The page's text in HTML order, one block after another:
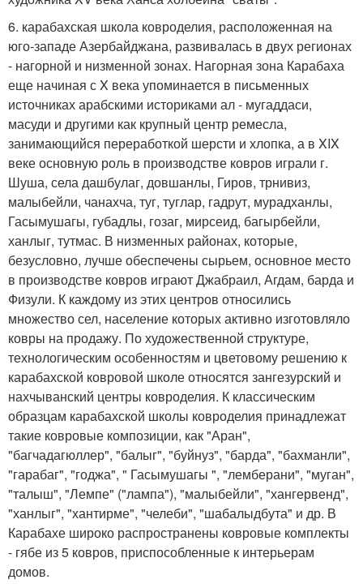
6. карабахская школа ковроделия, расположенная на
юго-западе Азербайджана, развивалась в двух регионах
- нагорной и низменной зонах. Нагорная зона Карабаха
еще начиная с X века упоминается в письменных
источниках арабскими историками ал - мугаддаси,
масуди и другими как крупный центр ремесла,
занимающийся переработкой шерсти и хлопка, а в XIX
веке основную роль в производстве ковров играли г.
Шуша, села дашбулаг, довшанлы, Гиров, трнивиз,
малыбейли, чанахча, туг, туглар, гадрут, мурадханлы,
Гасымушагы, губадлы, гозаг, мирсеид, багырбейли,
ханлыг, тутмас. В низменных районах, которые,
безусловно, лучше обеспечены сырьем, основное место
в производстве ковров играют Джабраил, Агдам, барда и
Физули. К каждому из этих центров относились
множество сел, население которых активно изготовляло
ковры на продажу. По художественной структуре,
технологическим особенностям и цветовому решению к
карабахской ковровой школе относятся зангезурский и
нахчыванский центры ковроделия. К классическим
образцам карабахской школы ковроделия принадлежат
такие ковровые композиции, как "Аран",
"багчадагюллер", "балыг", "буйнуз", "барда", "бахманли",
"гарабаг", "годжа", " Гасымушагы ", "лемберани", "муган",
"талыш", "Лемпе" ("лампа"), "малыбейли", "хангервенд",
"ханлыг", "хантирме", "челеби", "шабалыдбута" и др. В
Карабахе широко распространены ковровые комплекты
- гябе из 5 ковров, приспособленные к интерьерам
домов.